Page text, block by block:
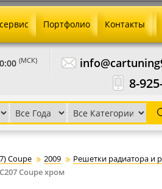
(МСК)
8-
Портфолио Контакты
Coupe 2009
Решетки радиатора и
Coupe хром